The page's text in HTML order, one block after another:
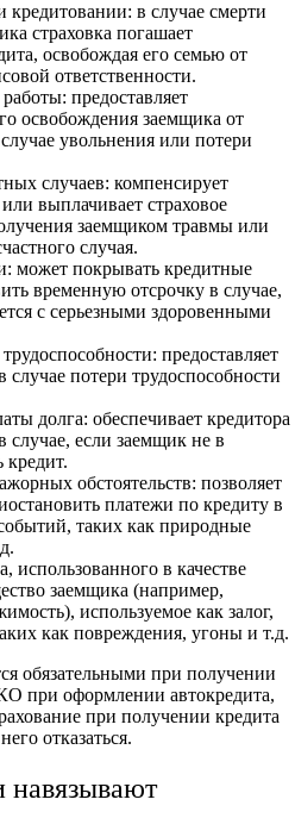
в случае смерти
страховка погашает
освобождая его семью от
ответственности.
предоставляет
освобождения заемщика от
увольнения или потери
случаев: компенсирует
выплачивает страховое
заемщиком травмы или
случая.
может покрывать кредитные
временную отсрочку в случае,
с серьезными здоровенными
предоставляет
случае потери трудоспособности
долга: обеспечивает кредитора
если заемщик не в
кредит.
обстоятельств: позволяет
платежи по кредиту в
таких как природные
использованного в качестве
заемщика (например,
используемое как залог,
как повреждения, угоны и т.д.
обязательными при получении
при оформлении автокредита,
при получении кредита
отказаться.
навязывают